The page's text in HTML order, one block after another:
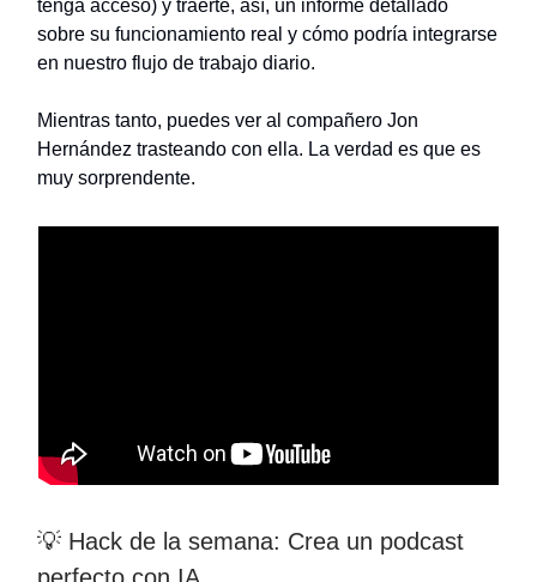
tenga acceso) y traerte, así, un informe detallado
sobre su funcionamiento real y cómo podría integrarse
en nuestro flujo de trabajo diario.
Mientras tanto, puedes ver al compañero Jon
Hernández trasteando con ella. La verdad es que es
muy sorprendente.
💡 Hack de la semana: Crea un podcast